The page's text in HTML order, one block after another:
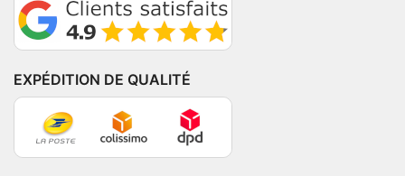
EXPÉDITION DE QUALITÉ